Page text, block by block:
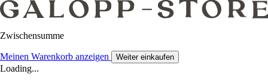
Zwischensumme
Meinen Warenkorb anzeigen Weiter einkaufen
Loading...